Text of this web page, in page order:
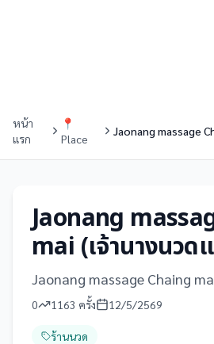
หน้า
แรก
📍
Place
Jaonang
mai (เจ้านางนวด
Jaonang massage Chaing
0 1163 ครั้ง 12/5/2569
ร้านนวด